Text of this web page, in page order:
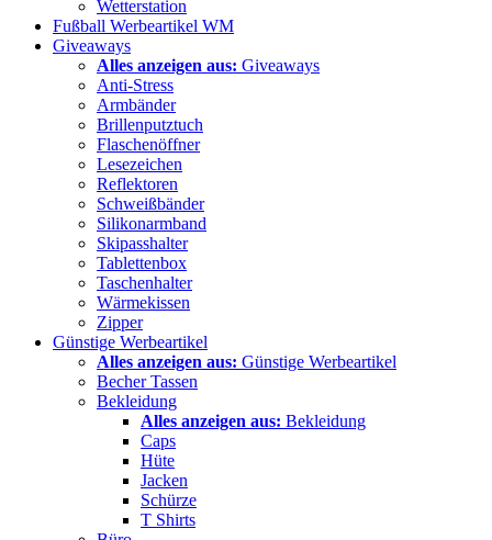
Wetterstation
Fußball Werbeartikel WM
Giveaways
Alles anzeigen aus: Giveaways
Anti-Stress
Armbänder
Brillenputztuch
Flaschenöffner
Lesezeichen
Reflektoren
Schweißbänder
Silikonarmband
Skipasshalter
Tablettenbox
Taschenhalter
Wärmekissen
Zipper
Günstige Werbeartikel
Alles anzeigen aus: Günstige Werbeartikel
Becher Tassen
Bekleidung
Alles anzeigen aus: Bekleidung
Caps
Hüte
Jacken
Schürze
T Shirts